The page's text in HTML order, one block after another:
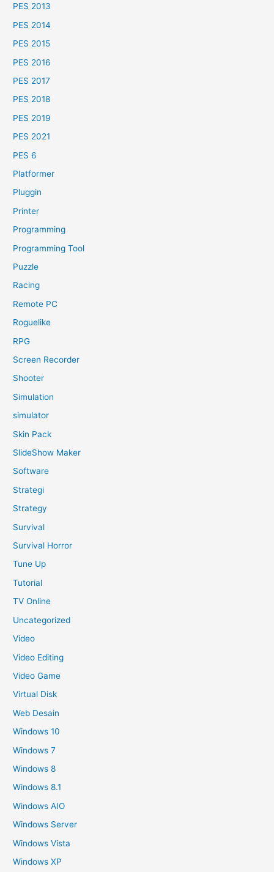
PES 2013
PES 2014
PES 2015
PES 2016
PES 2017
PES 2018
PES 2019
PES 2021
PES 6
Platformer
Pluggin
Printer
Programming
Programming Tool
Puzzle
Racing
Remote PC
Roguelike
RPG
Screen Recorder
Shooter
Simulation
simulator
Skin Pack
SlideShow Maker
Software
Strategi
Strategy
Survival
Survival Horror
Tune Up
Tutorial
TV Online
Uncategorized
Video
Video Editing
Video Game
Virtual Disk
Web Desain
Windows 10
Windows 7
Windows 8
Windows 8.1
Windows AIO
Windows Server
Windows Vista
Windows XP